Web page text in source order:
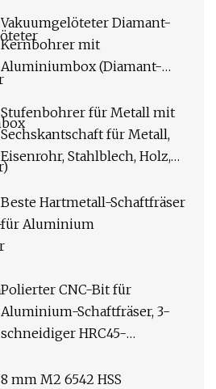
Vakuumgelöteter Diamant-
Kernbohrer mit
Aluminiumbox (Diamant-
Kernbohrer)
Stufenbohrer für Metall mit
Sechskantschaft für Metall,
Eisenrohr, Stahlblech, Holz,
Aluminium, PVC
Beste Hartmetall-Schaftfräser
für Aluminium
Polierter CNC-Bit für
Aluminium-Schaftfräser, 3-
schneidiger HRC45-
8 mm M2 6542 HSS